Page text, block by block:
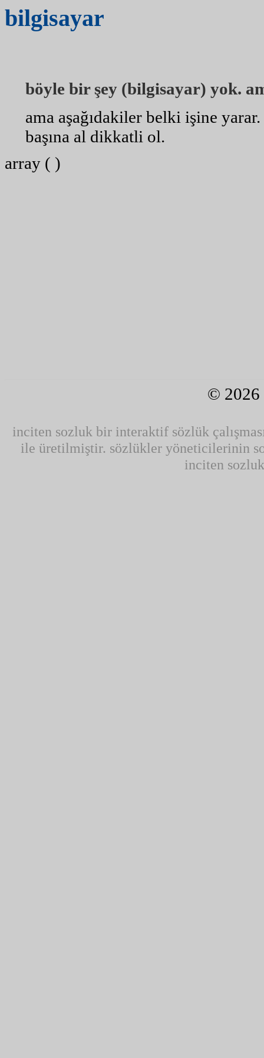
bilgisayar
böyle bir şey (bilgisayar) yok.
ama aşağıdakiler belki işine
başına al dikkatli ol.
array ( )
©
inciten sozluk bir interaktif sözlük
ile üretilmiştir. sözlükler yöneticilerinin
inciten